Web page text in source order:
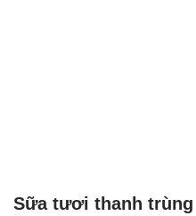
Sữa tươi thanh